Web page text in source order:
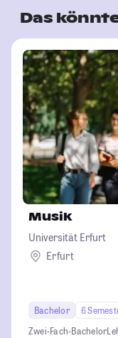
Das
Musik
Universität Erfurt
Erfurt
Bachelor 6
Zwei-Fach-Bachelor